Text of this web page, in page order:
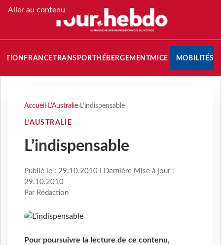
Aller au contenu
FRANCETRANSPORT HÉBERGEMENTMICE MOBILITÉS
Accueil › L’Australie› L’indispensable
L’AUSTRALIE
L’indispensable
Publié le : 29.10.2010 I Dernière Mise à jour :
29.10.2010
Par Rédaction
Pour poursuivre la lecture de ce contenu,